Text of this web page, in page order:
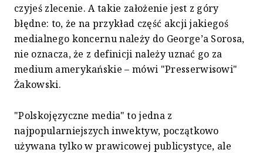
czyjeś zlecenie. A takie założenie jest z góry
błędne: to, że na przykład część akcji jakiegoś
medialnego koncernu należy do George’a Sorosa,
nie oznacza, że z definicji należy uznać go za
medium amerykańskie – mówi "Presserwisowi"
Żakowski.
"Polskojęzyczne media" to jedna z
najpopularniejszych inwektyw, początkowo
używana tylko w prawicowej publicystyce, ale